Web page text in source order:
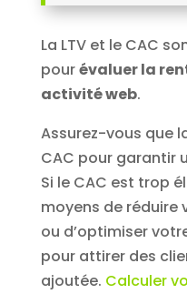
La LTV et le CAC
pourévaluer la
activité web.
Assurez-vous que
CAC pour garantir
Si le CAC est trop
moyens de réduire
ou d’optimiser
pour attirer des
ajoutée. Calculer